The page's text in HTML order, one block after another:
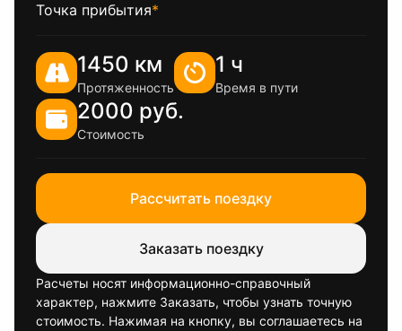
Точка прибытия*
1450 км
Протяженность
1 ч
Время в пути
2000 руб.
Стоимость
Рассчитать поездку
Заказать поездку
Расчеты носят информационно-справочный
характер, нажмите Заказать, чтобы узнать точную
стоимость. Нажимая на кнопку, вы соглашаетесь на